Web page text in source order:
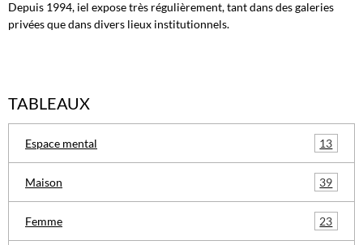
Depuis 1994, iel expose très régulièrement, tant dans des galeries
privées que dans divers lieux institutionnels.
TABLEAUX
Espace mental 13
Maison 39
Femme 23